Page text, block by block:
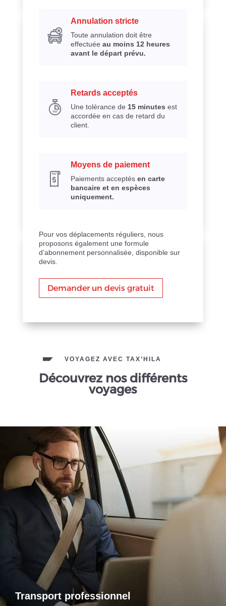
Annulation stricte
Toute annulation doit être
effectuée au moins 12 heures
avant le départ prévu.
Retards acceptés
Une tolérance de 15 minutes est
accordée en cas de retard du
client.
Moyens de paiement
Paiements acceptés en carte
bancaire et en espèces
uniquement.
Pour vos déplacements réguliers, nous
proposons également une formule
d’abonnement personnalisée, disponible sur
devis.
Demander un devis gratuit
VOYAGEZ AVEC TAX’HILA
Découvrez nos différents
voyages
Transport professionnel
Transports professionnels
Je vous propose un service de transport dédié aux
déplacements d’affaires, adapté à vos besoins et à vos
contraintes. Que ce soit pour un rendez-vous, une réunion
ou bien un évènement, profitez d’un service ponctuel, discret
et confortable.